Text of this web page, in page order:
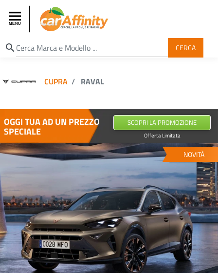
search CERCA
CUPRA RAVAL
OGGI TUA AD UN PREZZO
SPECIALE
SCOPRI LA PROMOZIONE
Offerta Limitata
NOVITÀ